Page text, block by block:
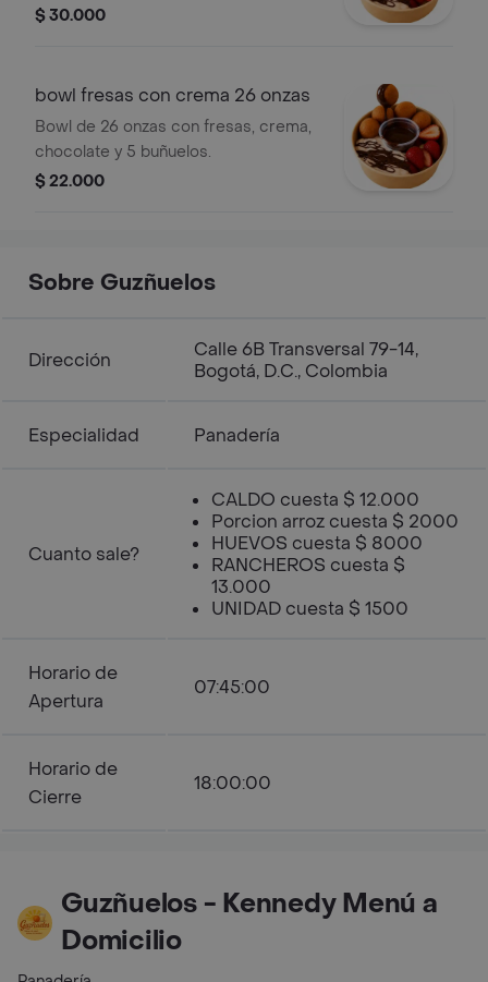
$ 30.000
bowl fresas con crema 26 onzas
Bowl de 26 onzas con fresas, crema,
chocolate y 5 buñuelos.
$ 22.000
Sobre Guzñuelos
Dirección
Calle 6B Transversal 79-14,
Bogotá, D.C., Colombia
Especialidad Panadería
Cuanto sale?
CALDO cuesta $ 12.000
Porcion arroz cuesta $ 2000
HUEVOS cuesta $ 8000
RANCHEROS cuesta $
13.000
UNIDAD cuesta $ 1500
Horario de
Apertura
07:45:00
Horario de
Cierre
18:00:00
Guzñuelos - Kennedy Menú a
Domicilio